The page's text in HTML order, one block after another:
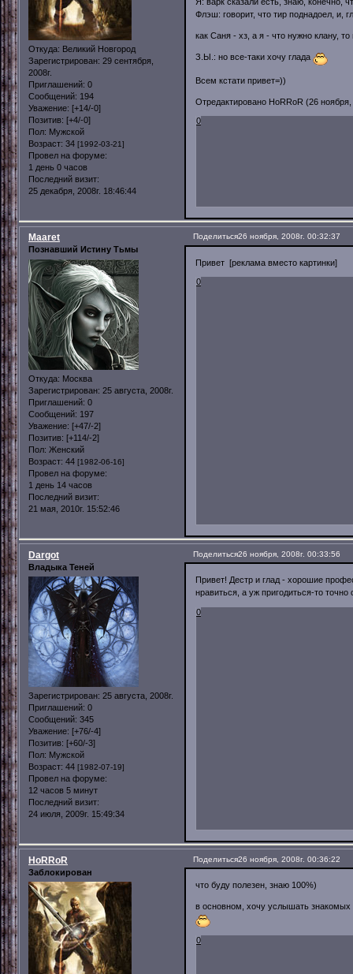
Откуда: Великий Новгород
Зарегистрирован: 29 сентября,
2008г.
Приглашений: 0
Сообщений: 194
Уважение: [+14/-0]
Позитив: [+4/-0]
Пол: Мужской
Возраст: 34 [1992-03-21]
Провел на форуме:
1 день 0 часов
Последний визит:
25 декабря, 2008г. 18:46:44
Флэш: говорит, что тир поднадоел, и,
как Саня - хз, а я - что нужно клану, то
З.Ы.: но все-таки хочу глада
Всем кстати привет=))
Отредактировано HoRRoR (26 ноября,
0
Поделиться26 ноября, 2008г. 00:32:37
Maaret
Познавший Истину Тьмы
Откуда: Москва
Зарегистрирован: 25 августа, 2008г.
Приглашений: 0
Сообщений: 197
Уважение: [+47/-2]
Позитив: [+114/-2]
Пол: Женский
Возраст: 44 [1982-06-16]
Провел на форуме:
1 день 14 часов
Последний визит:
21 мая, 2010г. 15:52:46
Привет [реклама вместо картинки]
0
Поделиться26 ноября, 2008г. 00:33:56
Dargot
Владыка Теней
Зарегистрирован: 25 августа, 2008г.
Приглашений: 0
Сообщений: 345
Уважение: [+76/-4]
Позитив: [+60/-3]
Пол: Мужской
Возраст: 44 [1982-07-19]
Провел на форуме:
12 часов 5 минут
Последний визит:
24 июля, 2009г. 15:49:34
Привет! Дестр и глад - хорошие
нравиться, а уж пригодиться-то
0
Поделиться26 ноября, 2008г. 00:36:22
HoRRoR
Заблокирован
что буду полезен, знаю 100%)
в основном, хочу услышать
0